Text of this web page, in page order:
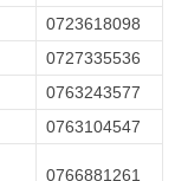
0723618098
0727335536
0763243577
0763104547
0766881261